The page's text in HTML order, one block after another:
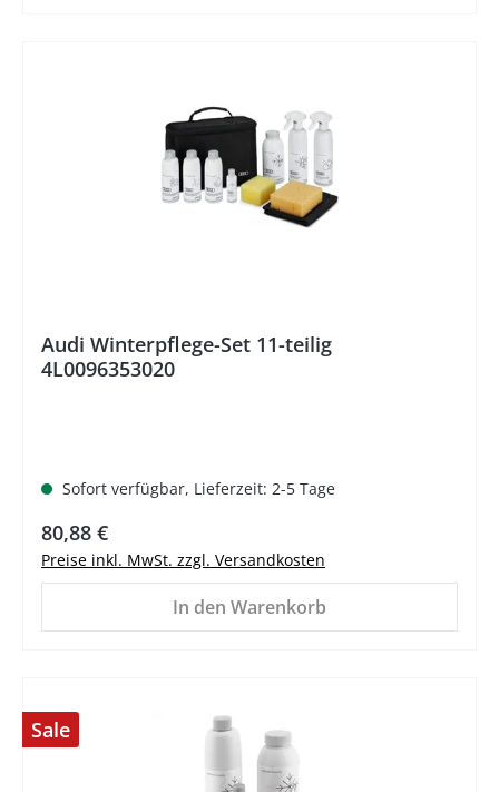
Audi Winterpflege-Set 11-teilig
4L0096353020
Sofort verfügbar, Lieferzeit: 2-5 Tage
Regulärer Preis:
80,88 €
Preise inkl. MwSt. zzgl. Versandkosten
In den Warenkorb
Sale